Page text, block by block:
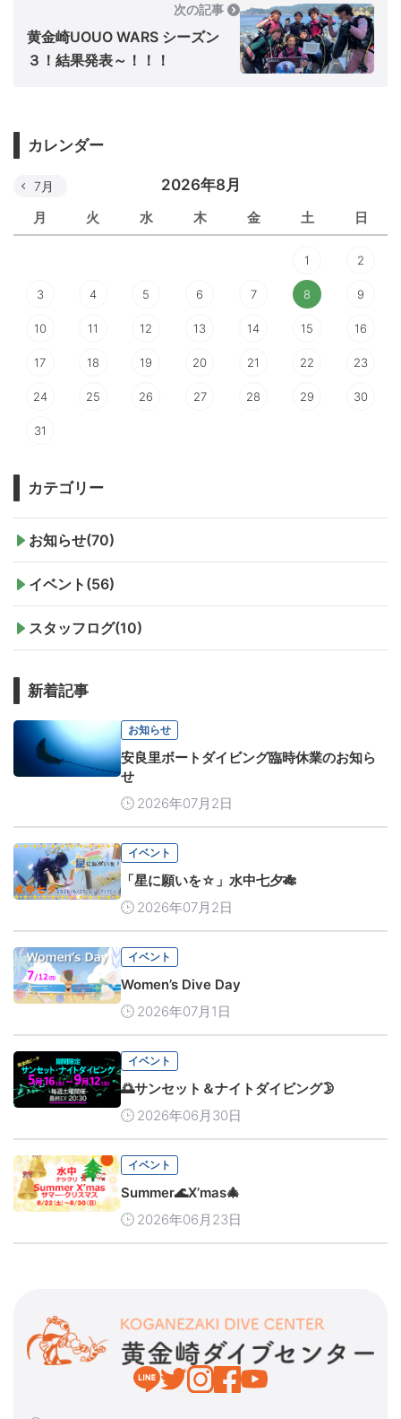
次の記事
黄金崎UOUO WARS シーズン
３！結果発表～！！！
カレンダー
2026年8月
月 火 水 木 金 土 日
7月
1 2
3 4 5 6 7 8 9
10 11 12 13 14 15 16
17 18 19 20 21 22 23
24 25 26 27 28 29 30
31
カテゴリー
お知らせ(70)
イベント(56)
スタッフログ(10)
新着記事
お知らせ
安良里ボートダイビング臨時休業のお知ら
せ
2026年07月2日
イベント
「星に願いを☆」水中七夕🎋
2026年07月2日
イベント
Women’s Dive Day
2026年07月1日
イベント
🌅サンセット＆ナイトダイビング🌛
2026年06月30日
イベント
Summer🌊X’mas🎄
2026年06月23日